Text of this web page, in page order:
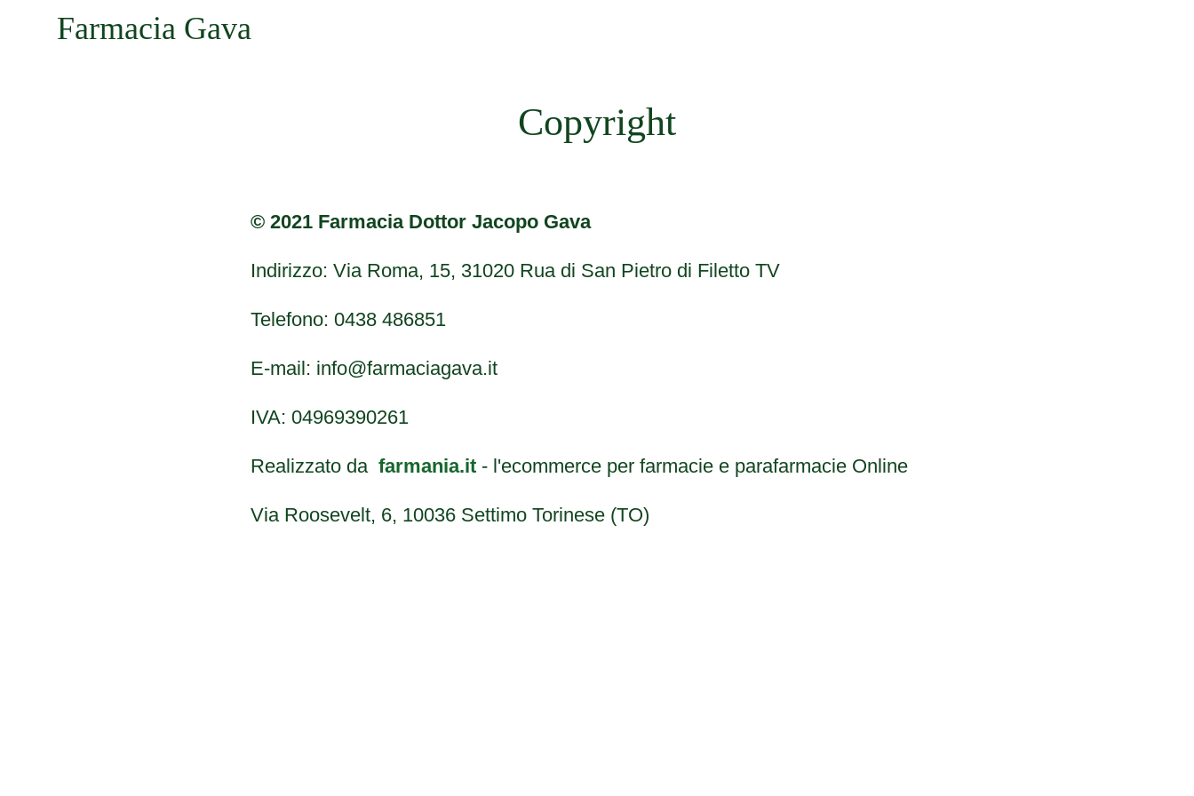
Farmacia Gava
Copyright
© 2021 Farmacia Dottor Jacopo Gava
Indirizzo: Via Roma, 15, 31020 Rua di San Pietro di Filetto TV
Telefono: 0438 486851
E-mail: info@farmaciagava.it
IVA: 04969390261
Realizzato da farmania.it - l'ecommerce per farmacie e parafarmacie Online
Via Roosevelt, 6, 10036 Settimo Torinese (TO)